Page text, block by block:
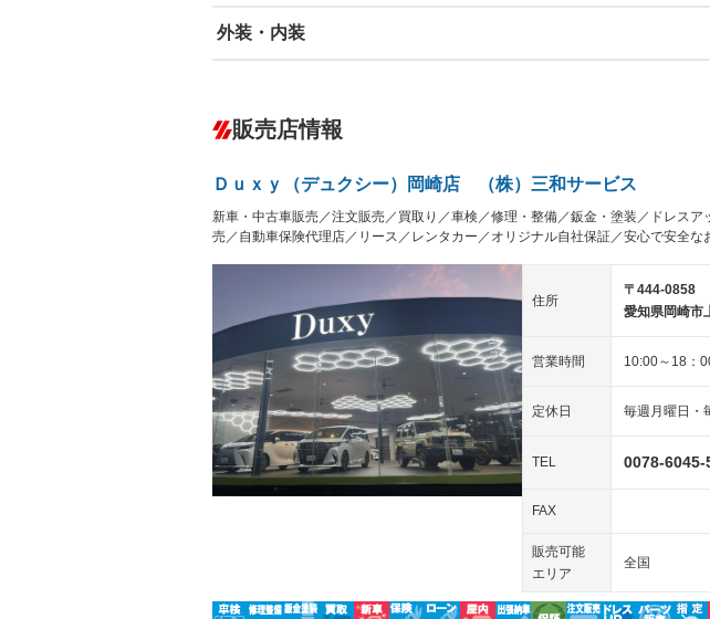
エアバッグ：運転席/助手席/サイド
－ ダウンヒルアシストコントロール
Bluetooth接続 100V電源 － クリーンディ
－ レンタカーアップ － 展示・試乗車 電動格納ミラ
外装・内装
オーディオ：ミュージックプレイヤー接続可
－
ー
－ 革シート ハーフレザー
LEDヘッドランプ － HID(キセノンライト) － ポータブルナ
ETC2.0 － エアロ
ランフラットタイヤ － パワーシート 3列シート
フルフラットシート － チップアップシート
シートヒーター ウォークスルー
フロントカメラ － シートエアコン 全周囲カメラ
－ ルーフレール － エアサスペンション
販売店情報
Ｄｕｘｙ（デュクシー）岡崎店 （株）三和サービス
新車・中古車販売／注文販売／買取り／車検／修理・整備／鈑金・塗装／ドレス
売／自動車保険代理店／リース／レンタカー／オリジナル自社保証／安心で安全な
住所
〒444-0858
愛知県岡崎市
営業時間 10:00～18：
定休日 毎週月曜日・
TEL 0078-6045-
FAX
販売可能
エリア
全国